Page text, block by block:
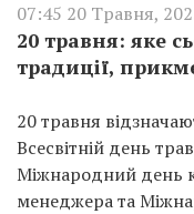
07:45 20 Травня,
20 травня: яке
традиції,
20 травня
Всесвітній день
Міжнародний день
менеджера та